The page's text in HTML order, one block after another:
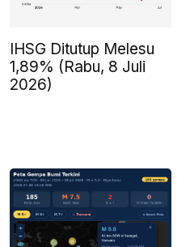
IHSG Ditutup Melesu
1,89% (Rabu, 8 Juli
2026)